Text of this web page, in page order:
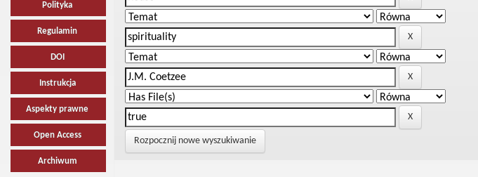
Polityka
Regulamin
DOI
Instrukcja
Aspekty prawne
Open Access
Archiwum
Rozpocznij nowe wyszukiwanie